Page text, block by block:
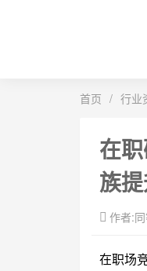
首页 / 行业
在
族提
作者:
在职场